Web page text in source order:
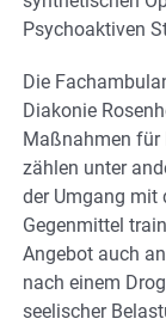
Psychoaktiven
Die
Diakonie
Maßnahmen für
zählen unter
der Umgang mit
Gegenmittel
Angebot auch
nach einem
seelischer